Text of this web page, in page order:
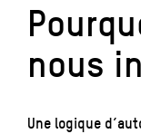
nous
Une logique